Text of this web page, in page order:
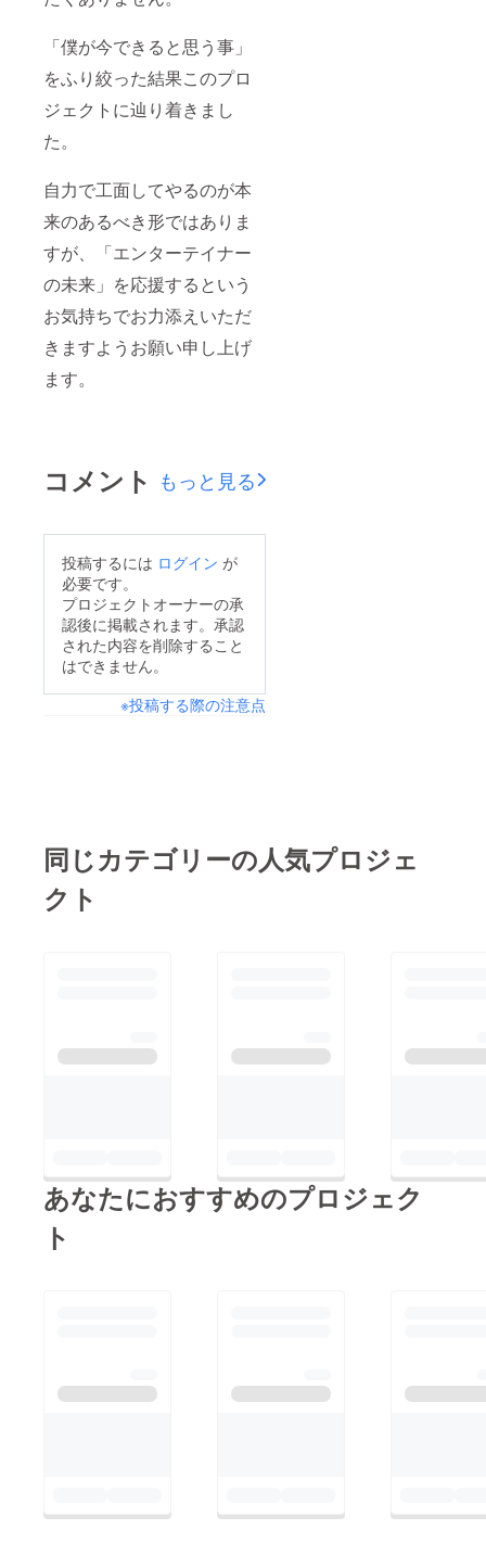
「僕が今できると思う事」
をふり絞った結果このプロ
ジェクトに辿り着きまし
た。
自力で工面してやるのが本
来のあるべき形ではありま
すが、「エンターテイナー
の未来」を応援するという
お気持ちでお力添えいただ
きますようお願い申し上げ
ます。
コメント もっと見る
投稿するには ログイン が
必要です。
プロジェクトオーナーの承
認後に掲載されます。承認
された内容を削除すること
はできません。
※投稿する際の注意点
同じカテゴリーの人気プロジェ
クト
あなたにおすすめのプロジェク
ト